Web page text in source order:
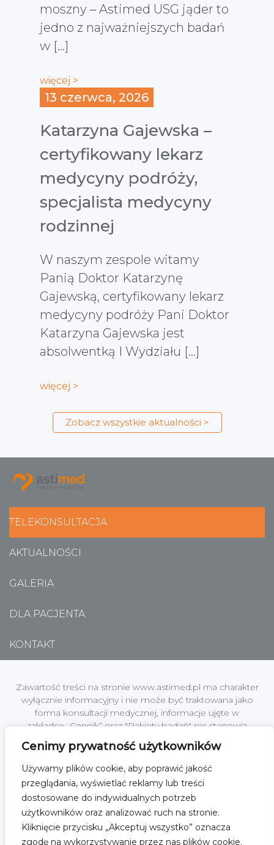
Cenimy prywatność użytkowników
Używamy plików cookie, aby poprawić jakość
przeglądania, wyświetlać reklamy lub treści
dostosowane do indywidualnych potrzeb
użytkowników oraz analizować ruch na stronie.
Kliknięcie przycisku „Akceptuj wszystko” oznacza
zgodę na wykorzystywanie przez nas plików cookie.
moszny – Astimed USG jąder to
jedno z najważniejszych badań
w […]
więcej >
13 czerwca, 2026
Katarzyna Gajewska –
certyfikowany lekarz
medycyny podróży,
specjalista medycyny
rodzinnej
W naszym zespole witamy
Panią Doktor Katarzynę
Gajewską, certyfikowany lekarz
medycyny podróży Pani Doktor
Katarzyna Gajewska jest
absolwentką I Wydziału […]
więcej >
Zobacz wszystkie aktualności >
TELEKONSULTACJA
AKTUALNOŚCI
GALERIA
DLA PACJENTA
KONTAKT
Zawartość treści na stronie www.astimed.pl ma charakter
wyłącznie informacyjny i nie może być traktowana jako
forma konsultacji medycznej, informacje ujęte w
zakładce „Cennik” oraz "Pakiety badań" nie stanowią
oferty handlowej w rozumieniu art. 66 §1 Kodeksu
Cywilnego.
Centrum Medyczne Astimed jest zakładem leczniczym
podmiotu leczniczego; Astimed Sp. z o.o. z siedzibą w
[01-864] Warszawa, ul. Kochanowskiego 45 lok.2, NIP:
1182101485, KRS nr 0000519271 Sąd Rejonowy dla
M.ST.Warszawy w Warszawie,XII Wydział Gospodarczy
Krajowego Rejestru Sądowego, wysokość kapitału